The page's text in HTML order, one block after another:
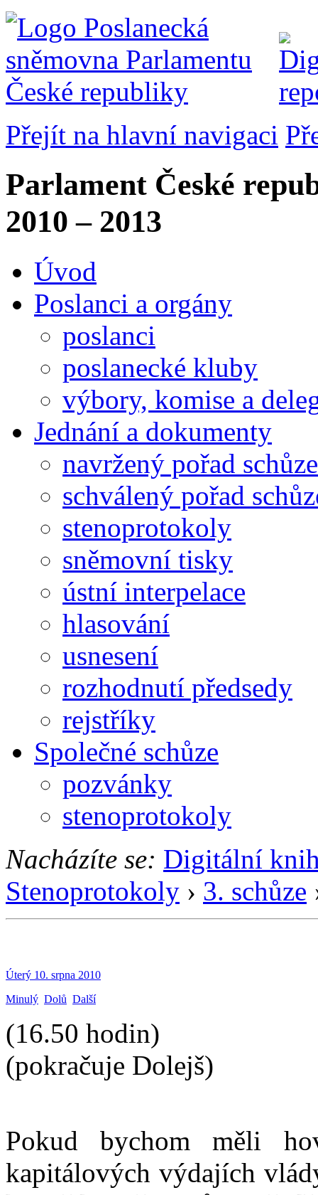
Přejít na hlavní navigaci
Parlament České
2010 – 2013
Úvod
Poslanci a orgány
poslanci
poslanecké kluby
výbory, komise a
Jednání a dokumenty
navržený pořad schůze
schválený pořad
stenoprotokoly
sněmovní tisky
ústní interpelace
hlasování
usnesení
rozhodnutí předsedy
rejstříky
Společné schůze
pozvánky
stenoprotokoly
Nacházíte se: Digitální
Stenoprotokoly › 3. schůze
Úterý 10. srpna 2010
Minulý Dolů Další
(16.50 hodin)
(pokračuje Dolejš)
Pokud bychom měli
kapitálových výdajích